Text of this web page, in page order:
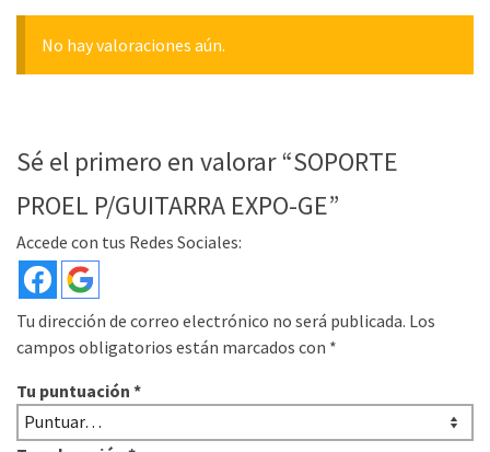
No hay valoraciones aún.
Sé el primero en valorar “SOPORTE
PROEL P/GUITARRA EXPO-GE”
Accede con tus Redes Sociales:
Tu dirección de correo electrónico no será publicada. Los
campos obligatorios están marcados con *
Tu puntuación *